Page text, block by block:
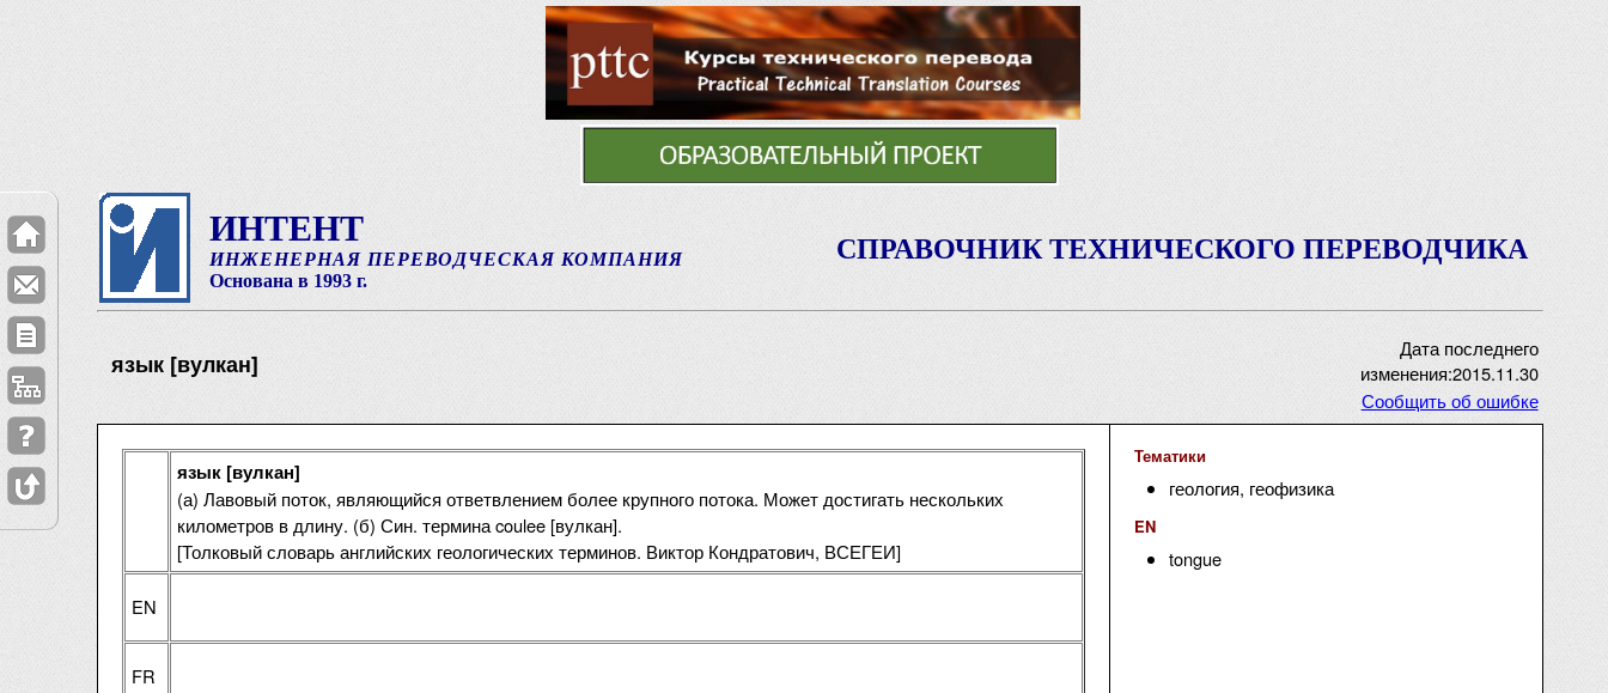
ИНТЕНТ
ИНЖЕНЕРНАЯ ПЕРЕВОДЧЕСКАЯ КОМПАНИЯ
Основана в 1993 г.
СПРАВОЧНИК ТЕХНИЧЕСКОГО ПЕРЕВОДЧИКА
язык [вулкан]
Дата последнего
изменения:2015.11.30
Сообщить об ошибке
язык [вулкан]
(а) Лавовый поток, являющийся ответвлением более крупного потока. Может достигать нескольких
километров в длину. (б) Син. термина coulee [вулкан].
[Толковый словарь английских геологических терминов. Виктор Кондратович, ВСЕГЕИ]
EN
FR
Тематики
геология, геофизика
EN
tongue